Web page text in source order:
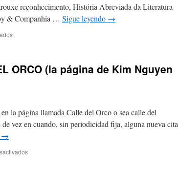
reconhecimento, História Abreviada da Literatura
& Companhia … Sigue leyendo →
ORCO (la página de Kim Nguyen
página llamada Calle del Orco o sea calle del
vez en cuando, sin periodicidad fija, alguna nueva cita
→